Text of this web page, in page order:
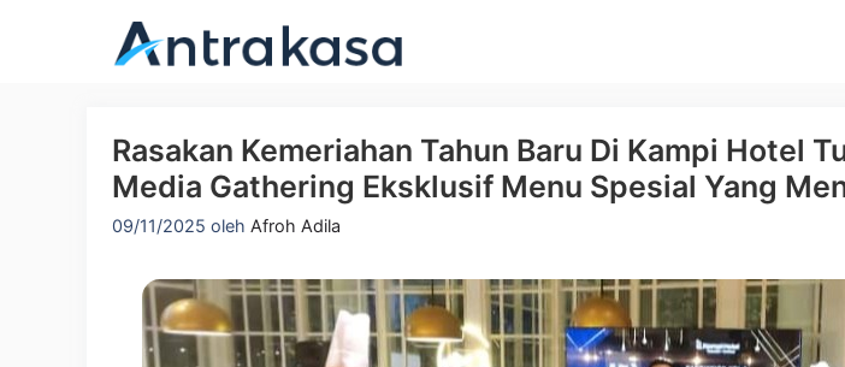
Rasakan Kemeriahan Tahun Baru Di Kampi Hotel
Media Gathering Eksklusif Menu Spesial Yang
09/11/2025 oleh Afroh Adila